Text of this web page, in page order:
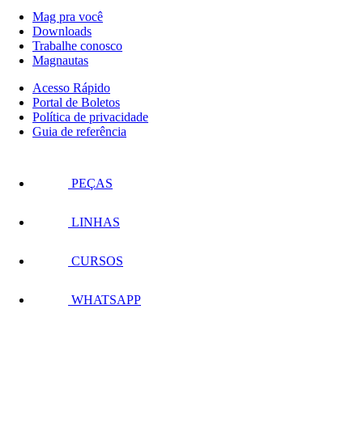
Mag pra você
Downloads
Trabalhe conosco
Magnautas
Acesso Rápido
Portal de Boletos
Política de privacidade
Guia de referência
PEÇAS
LINHAS
CURSOS
WHATSAPP